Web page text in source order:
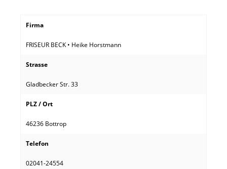
Firma
FRISEUR BECK • Heike Horstmann
Strasse
Gladbecker Str. 33
PLZ / Ort
46236 Bottrop
Telefon
02041-24554